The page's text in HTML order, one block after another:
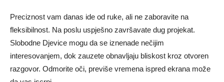
Preciznost vam danas ide od ruke, ali ne zaboravite na
fleksibilnost. Na poslu uspješno završavate dug projekat.
Slobodne Djevice mogu da se iznenade nečijim
interesovanjem, dok zauzete obnavljaju bliskost kroz otvoren
razgovor. Odmorite oči, previše vremena ispred ekrana može